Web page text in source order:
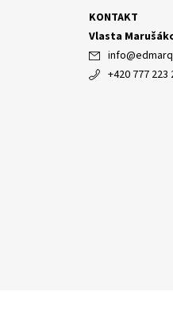
KONTAKT
Vlasta
info@
+420 777 223